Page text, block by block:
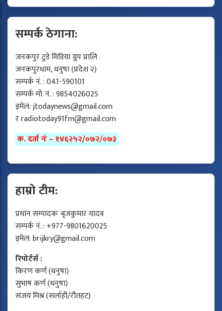
सम्पर्क ठेगाना:
जनकपुर टुडे मिडिया ग्रुप प्रालि
जनकपुरधाम, धनुषा (प्रदेश २)
सम्पर्क नं. : 041-590101
सम्पर्क मो. नं. : 9854026025
इमेल:jtodaynews@gmail.com
रradiotoday91fm@gmail.com
क. दर्ता नंः – १४६२५२/०७२/०७३
हाम्रो टीम:
प्रधान सम्पादकः बृजकुमार यादव
सम्पर्क नं. : +977-9801620025
इमेल:brijkry@gmail.com
रिपोर्टर्स :
किरण कर्ण (धनुषा)
सुभाष कर्ण (धनुषा)
संजय मिश्र (सर्लाही/रौतहट)